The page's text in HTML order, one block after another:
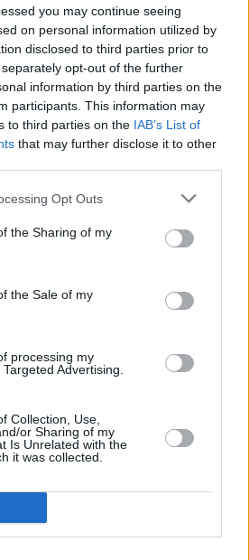
you may continue seeing
on personal information utilized by
disclosed to third parties prior to
opt-out of the further
information by third parties on the
participants. This information may
to third parties on the IAB’s List of
that may further disclose it to other
Opt Outs
the Sharing of my
the Sale of my
processing my
Advertising.
Collection, Use,
or Sharing of my
Is Unrelated with the
it was collected.